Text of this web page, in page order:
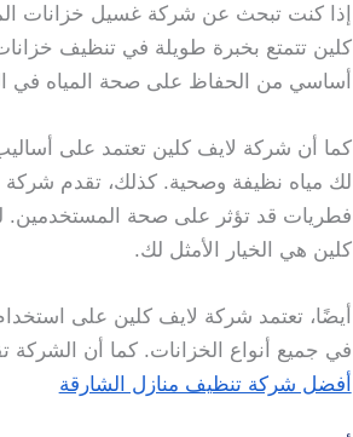
إذا كنت تبحث عن شركة غسيل خزانات
كلين تتمتع بخبرة طويلة في تنظيف
أساسي من الحفاظ على صحة المياه في
كما أن شركة لايف كلين تعتمد على
لك مياه نظيفة وصحية. كذلك، تقدم شركة
فطريات قد تؤثر على صحة المستخدمين.
كلين هي الخيار الأمثل لك.
أيضًا، تعتمد شركة لايف كلين على
في جميع أنواع الخزانات. كما أن
أفضل شركة تنظيف منازل الشارقة